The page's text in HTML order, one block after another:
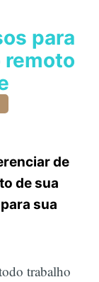
para
remoto
de
de sua
sua
trabalho